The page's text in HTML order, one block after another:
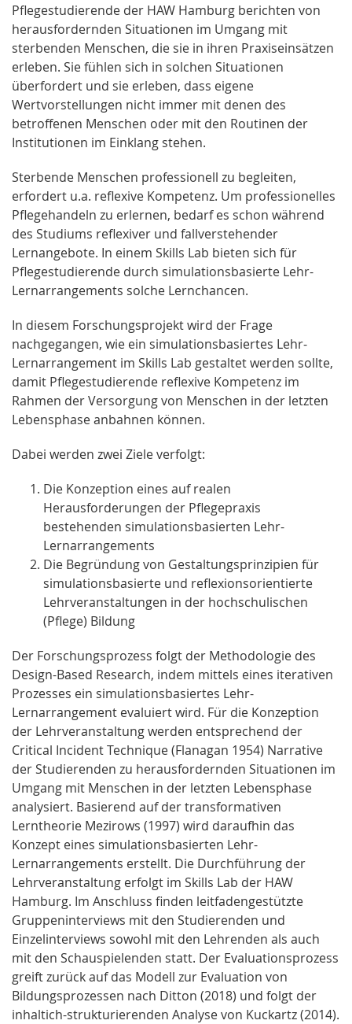
Pflegestudierende der HAW Hamburg berichten von
herausfordernden Situationen im Umgang mit
sterbenden Menschen, die sie in ihren Praxiseinsätzen
erleben. Sie fühlen sich in solchen Situationen
überfordert und sie erleben, dass eigene
Wertvorstellungen nicht immer mit denen des
betroffenen Menschen oder mit den Routinen der
Institutionen im Einklang stehen.
Sterbende Menschen professionell zu begleiten,
erfordert u.a. reflexive Kompetenz. Um professionelles
Pflegehandeln zu erlernen, bedarf es schon während
des Studiums reflexiver und fallverstehender
Lernangebote. In einem Skills Lab bieten sich für
Pflegestudierende durch simulationsbasierte Lehr-
Lernarrangements solche Lernchancen.
In diesem Forschungsprojekt wird der Frage
nachgegangen, wie ein simulationsbasiertes Lehr-
Lernarrangement im Skills Lab gestaltet werden sollte,
damit Pflegestudierende reflexive Kompetenz im
Rahmen der Versorgung von Menschen in der letzten
Lebensphase anbahnen können.
Dabei werden zwei Ziele verfolgt:
Die Konzeption eines auf realen
Herausforderungen der Pflegepraxis
bestehenden simulationsbasierten Lehr-
Lernarrangements
Die Begründung von Gestaltungsprinzipien für
simulationsbasierte und reflexionsorientierte
Lehrveranstaltungen in der hochschulischen
(Pflege) Bildung
Der Forschungsprozess folgt der Methodologie des
Design-Based Research, indem mittels eines iterativen
Prozesses ein simulationsbasiertes Lehr-
Lernarrangement evaluiert wird. Für die Konzeption
der Lehrveranstaltung werden entsprechend der
Critical Incident Technique (Flanagan 1954) Narrative
der Studierenden zu herausfordernden Situationen im
Umgang mit Menschen in der letzten Lebensphase
analysiert. Basierend auf der transformativen
Lerntheorie Mezirows (1997) wird daraufhin das
Konzept eines simulationsbasierten Lehr-
Lernarrangements erstellt. Die Durchführung der
Lehrveranstaltung erfolgt im Skills Lab der HAW
Hamburg. Im Anschluss finden leitfadengestützte
Gruppeninterviews mit den Studierenden und
Einzelinterviews sowohl mit den Lehrenden als auch
mit den Schauspielenden statt. Der Evaluationsprozess
greift zurück auf das Modell zur Evaluation von
Bildungsprozessen nach Ditton (2018) und folgt der
inhaltich-strukturierenden Analyse von Kuckartz (2014).